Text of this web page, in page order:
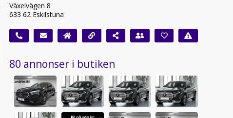
Växelvägen 8
633 62 Eskilstuna
80 annonser i butiken